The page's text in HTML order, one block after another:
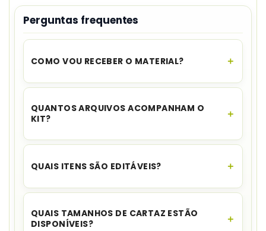
Perguntas frequentes
COMO VOU RECEBER O MATERIAL?
O acesso é instantâneo.Assim que o
para download no seu e-mail e no WhatsApp,
além de ficar disponível na sua área de cliente.
QUANTOS ARQUIVOS ACOMPANHAM O
KIT?
O conjunto reúne 20 arquivos e mais de 200
QUAIS ITENS SÃO EDITÁVEIS?
A fonte confirma edição em Word apenas para o
não é editável.
QUAIS TAMANHOS DE CARTAZ ESTÃO
DISPONÍVEIS?